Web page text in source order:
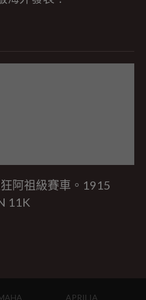
阿祖級賽車。1915
11K
APRILIA